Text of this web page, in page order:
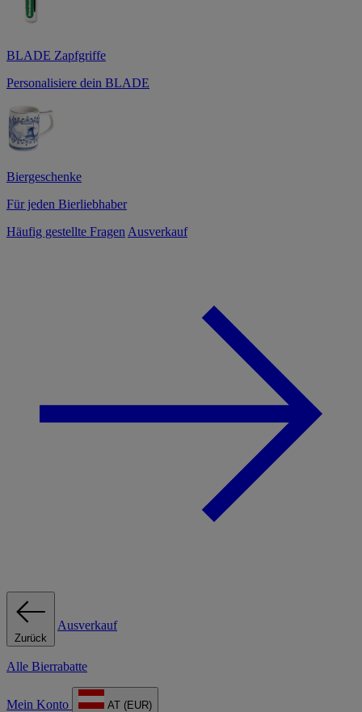
BLADE Zapfgriffe
Personalisiere dein BLADE
Biergeschenke
Für jeden Bierliebhaber
Häufig gestellte Fragen Ausverkauf
Zurück
Ausverkauf
Alle Bierrabatte
Mein Konto AT (EUR)